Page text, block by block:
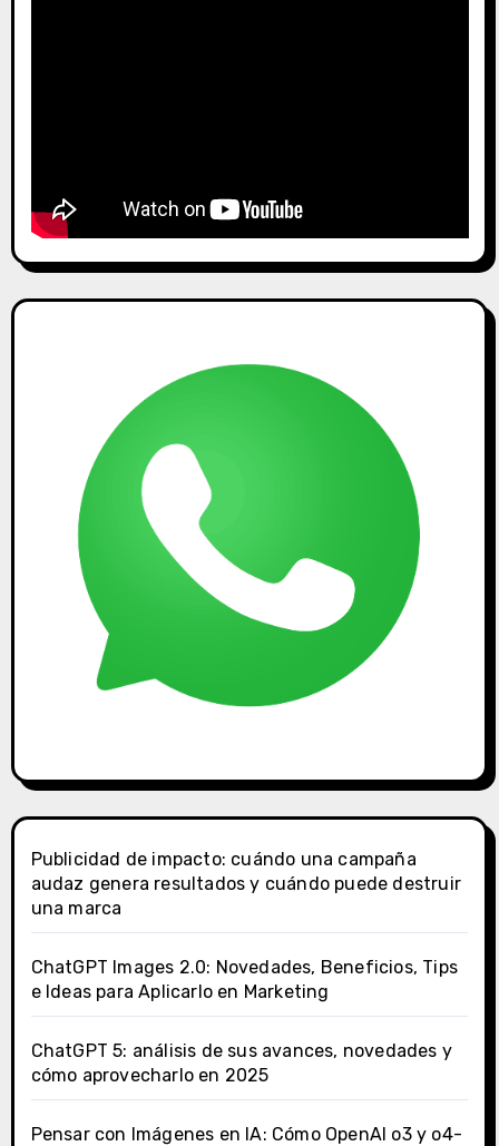
Publicidad de impacto: cuándo una campaña
audaz genera resultados y cuándo puede destruir
una marca
ChatGPT Images 2.0: Novedades, Beneficios, Tips
e Ideas para Aplicarlo en Marketing
ChatGPT 5: análisis de sus avances, novedades y
cómo aprovecharlo en 2025
Pensar con Imágenes en IA: Cómo OpenAI o3 y o4-